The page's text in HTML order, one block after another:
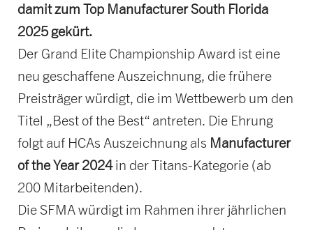
damit zum Top Manufacturer South Florida
2025 gekürt.
Der Grand Elite Championship Award ist eine
neu geschaffene Auszeichnung, die frühere
Preisträger würdigt, die im Wettbewerb um den
Titel „Best of the Best“ antreten. Die Ehrung
folgt auf HCAs Auszeichnung als Manufacturer
of the Year 2024in der Titans-Kategorie (ab
200 Mitarbeitenden).
Die SFMA würdigt im Rahmen ihrer jährlichen